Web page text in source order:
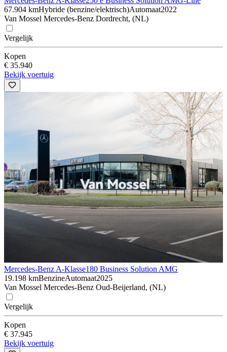
67.904 kmHybride (benzine/elektrisch)Automaat2022
Van Mossel Mercedes-Benz Dordrecht, (NL)
Vergelijk
Kopen
€ 35.940
Bekijk voertuig
Mercedes-Benz A-Klasse180 Business Solution AMG
19.198 kmBenzineAutomaat2025
Van Mossel Mercedes-Benz Oud-Beijerland, (NL)
Vergelijk
Kopen
€ 37.945
Bekijk voertuig